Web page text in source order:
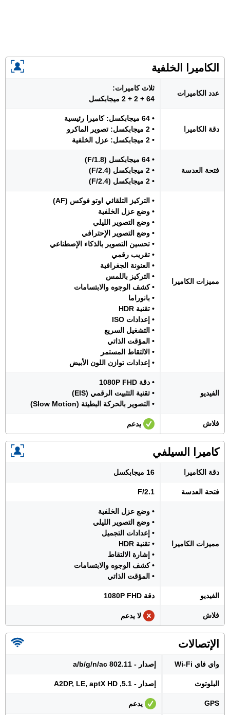
الكاميرا الخلفية
عدد الكاميرات
ثلاث كاميرات:
64 + 2 + 2 ميجابكسل
دقة الكاميرا
• 64 ميجابكسل: كاميرا رئيسية
• 2 ميجابكسل: تصوير الماكرو
• 2 ميجابكسل: عزل الخلفية
فتحة العدسة
• 64 ميجابكسل (F/1.8)
• 2 ميجابكسل (F/2.4)
• 2 ميجابكسل (F/2.4)
مميزات الكاميرا
• التركيز التلقائي اوتو فوكس (AF)
• وضع عزل الخلفية
• وضع التصوير الليلي
• وضع التصوير الإحترافي
• تحسين التصوير بالذكاء الإصطناعي
• تقريب رقمي
• العنونة الجغرافية
• التركيز باللمس
• كشف الوجوه والابتسامات
• بانوراما
• تقنية HDR
• إعدادات ISO
• التشغيل السريع
• المؤقت الذاتي
• الالتقاط المستمر
• إعدادات توازن اللون الأبيض
الفيديو
• دقة 1080P FHD
• تقنية التثبيت الرقمي (EIS)
• التصوير بالحركة البطيئة (Slow Motion)
فلاش يدعم
كاميرا السيلفي
دقة الكاميرا 16 ميجابكسل
فتحة العدسة F/2.1
مميزات الكاميرا
• وضع عزل الخلفية
• وضع التصوير الليلي
• إعدادات التجميل
• تقنية HDR
• إشارة الالتقاط
• كشف الوجوه والابتسامات
• المؤقت الذاتي
الفيديو دقة 1080P FHD
فلاش لا يدعم
الإتصالات
واي فاي Wi-Fi إصدار - 802.11 a/b/g/n/ac
البلوتوث إصدار - 5.1, A2DP, LE, aptX HD
GPS يدعم